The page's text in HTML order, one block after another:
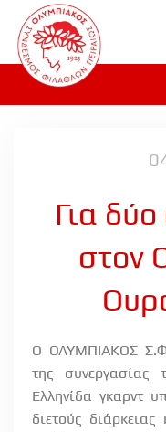
Skip to main content
Για
στον
Ο ΟΛΥΜΠΙΑΚΟΣ
της
Ελληνίδα γκαρντ
διετούς